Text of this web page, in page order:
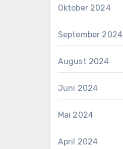
Oktober 2024
September 2024
August 2024
Juni 2024
Mai 2024
April 2024